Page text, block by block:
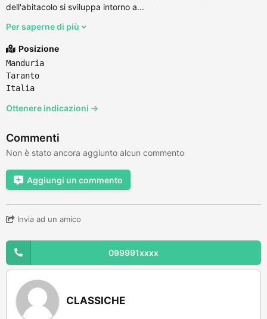
dell'abitacolo si sviluppa intorno a...
Per saperne di più
Posizione
Manduria
Taranto
Italia
Ottenere indicazioni →
Commenti
Non è stato ancora aggiunto alcun commento
Aggiungi un commento
Invia ad un amico
099991xxxx
CLASSICHE